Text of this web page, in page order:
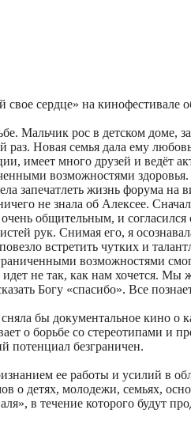
сердце» на кинофестивале
Мальчик рос в детском доме,
Новая семья дала ему
имеет много друзей и ведёт
возможностями здоровья.
запечатлеть жизнь форума
не знала об Алексее.
общительным, и согласился
рук. Снимая его, я
встретить чутких и
возможностями
не так, как нам хочется.
Богу «спасибо». Все
бы документальное кино о
о борьбе со стереотипами и
потенциал безграничен.
ее работы и усилий в
о детях, молодежи, семьях,
в течение которого будут